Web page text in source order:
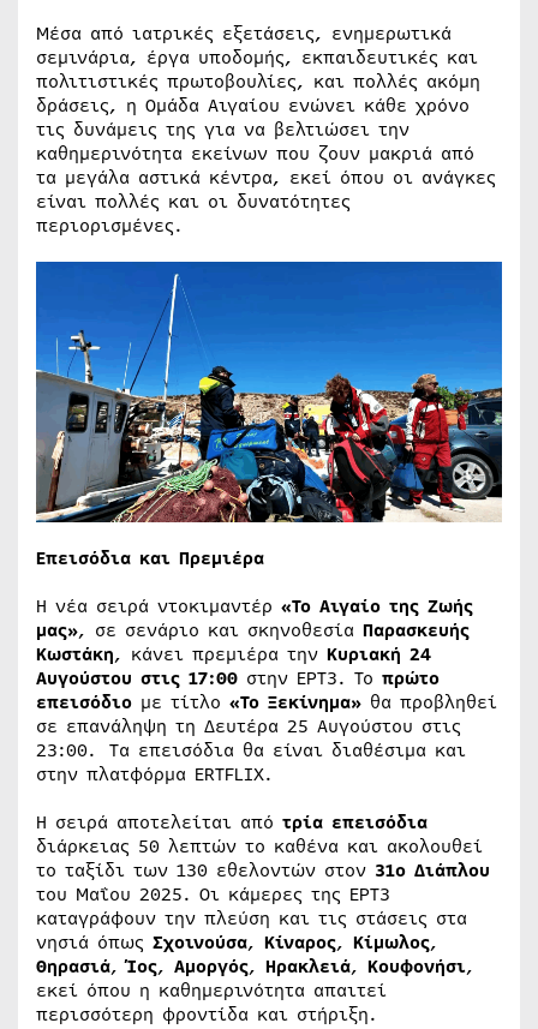
Μέσα από ιατρικές εξετάσεις, ενημερωτικά
σεμινάρια, έργα υποδομής, εκπαιδευτικές και
πολιτιστικές πρωτοβουλίες, και πολλές ακόμη
δράσεις, η Ομάδα Αιγαίου ενώνει κάθε χρόνο
τις δυνάμεις της για να βελτιώσει την
καθημερινότητα εκείνων που ζουν μακριά από
τα μεγάλα αστικά κέντρα, εκεί όπου οι ανάγκες
είναι πολλές και οι δυνατότητες
περιορισμένες.
Επεισόδια και Πρεμιέρα
Η νέα σειρά ντοκιμαντέρ «Το Αιγαίο της Ζωής
μας», σε σενάριο και σκηνοθεσία Παρασκευής
Κωστάκη, κάνει πρεμιέρα την Κυριακή 24
Αυγούστου στις 17:00 στην ΕΡΤ3. Το πρώτο
επεισόδιο με τίτλο «Το Ξεκίνημα» θα προβληθεί
σε επανάληψη τη Δευτέρα 25 Αυγούστου στις
23:00. Τα επεισόδια θα είναι διαθέσιμα και
στην πλατφόρμα ERTFLIX.
Η σειρά αποτελείται από τρία επεισόδια
διάρκειας 50 λεπτών το καθένα και ακολουθεί
το ταξίδι των 130 εθελοντών στον 31ο Διάπλου
του Μαΐου 2025. Οι κάμερες της ΕΡΤ3
καταγράφουν την πλεύση και τις στάσεις στα
νησιά όπως Σχοινούσα, Κίναρος, Κίμωλος,
Θηρασιά,Ίος, Αμοργός, Ηρακλειά, Κουφονήσι,
εκεί όπου η καθημερινότητα απαιτεί
περισσότερη φροντίδα και στήριξη.